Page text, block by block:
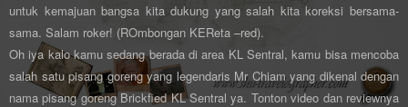
untuk kemajuan bangsa kita dukung yang salah kita koreksi bersama-
sama. Salam roker! (ROmbongan KEReta –red).
Oh iya kalo kamu sedang berada di area KL Sentral, kamu bisa mencoba
salah satu pisang goreng yang legendaris Mr Chiam yang dikenal dengan
nama pisang goreng Brickfied KL Sentral ya. Tonton video dan reviewnya